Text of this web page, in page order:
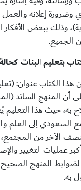
إعلانه والعمل
وذلك ببعض الأفكار
الجميع.
بتعليم البنات
هذا الكتاب عنوان:
أن المنهج السائد
به، حيث هذا التعليم
إلى العلم
الآخر من
عمليات التغيير
المنهج الصحيح
به.